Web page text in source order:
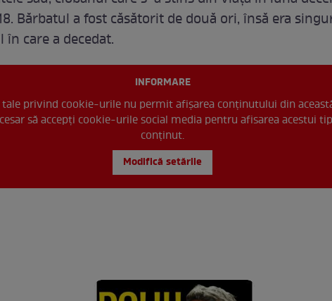
Bărbatul a fost căsătorit de două ori, însă era
care a decedat.
INFORMARE
tale privind cookie-urile nu permit afișarea conținutului din
să accepți cookie-urile social media pentru afisarea acestui
conținut.
Modifică setările